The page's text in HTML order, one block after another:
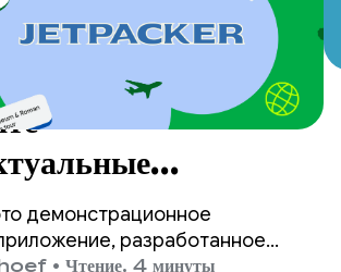
для Android:
в Jetpacker
демонстрационное
разработанное
с нуля для конференции
• Чтение, 4 минуты